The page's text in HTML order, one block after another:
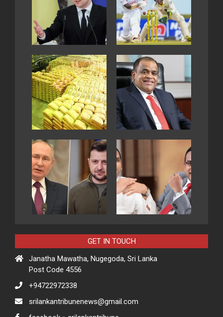
GET IN TOUCH
Janatha Mawatha, Nugegoda, Sri Lanka
Post Code 4556
+94722972338
srilankantribunenews@gmail.com